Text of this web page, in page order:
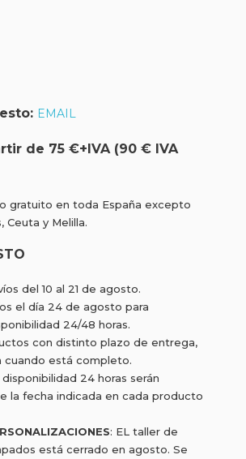
EMAIL
de 75 €+IVA (90 € IVA
gratuito en toda España excepto
Ceuta y Melilla.
del 10 al 21 de agosto.
el día 24 de agosto para
24/48 horas.
con distinto plazo de entrega,
cuando está completo.
24 horas serán
la fecha indicada en cada producto
: EL taller de
está cerrado en agosto. Se